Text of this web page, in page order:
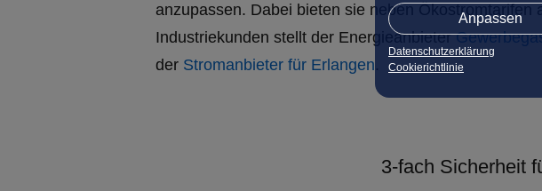
Anpassen
Datenschutzerklärung
Cookierichtlinie
anzupassen. Dabei bieten sie neben
Industriekunden stellt der Energieanbieter
der Stromanbieter für Erlangen
3-fach Sicherheit